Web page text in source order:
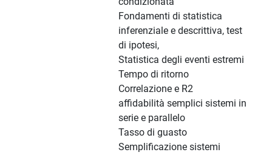
Fondamenti di statistica
inferenziale e descrittiva, test
di ipotesi,
Statistica degli eventi estremi
Tempo di ritorno
Correlazione e R2
affidabilità semplici sistemi in
serie e parallelo
Tasso di guasto
Semplificazione sistemi